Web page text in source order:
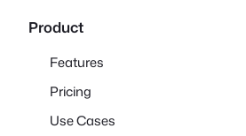
Product
Features
Pricing
Use Cases